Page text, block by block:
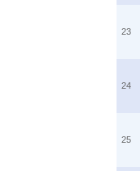
23
24
25